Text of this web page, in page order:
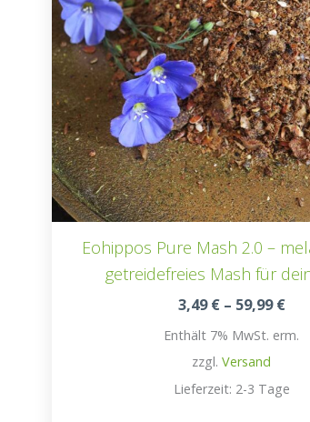
Eohippos Pure Mash 2.0 –
getreidefreies Mash für
3,49€ – 59,99€
bis
Enthält 7% MwSt. erm.
zzgl.Versand
Lieferzeit: 2-3 Tage